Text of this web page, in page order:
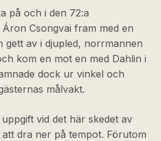
på och i den 72:a
Csongvai fram med en
gett av i djupled, norrmannen
kom en mot en med Dahlin i
dock ur vinkel och
målvakt.
vid det här skedet av
dra ner på tempot. Förutom